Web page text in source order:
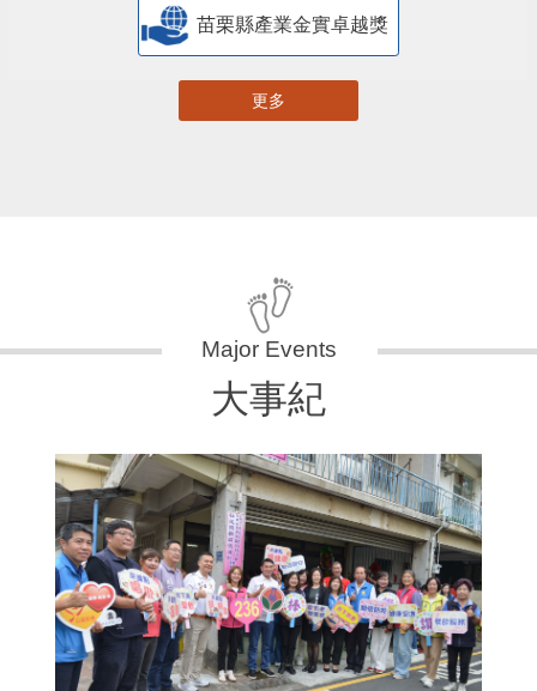
苗栗縣產業金實卓越獎
更多
大事紀